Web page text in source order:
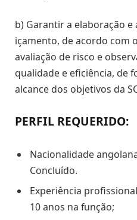
b) Garantir a elaboração
içamento, de acordo com
avaliação de risco e
qualidade e eficiência, de
alcance dos objetivos da
PERFIL REQUERIDO:
Nacionalidade
Concluído.
Experiência
10 anos na função;